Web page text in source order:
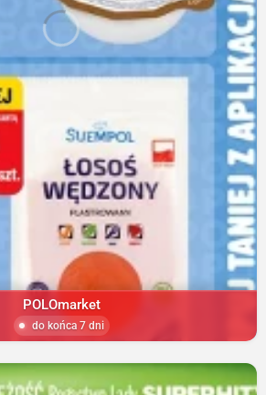
POLOmarket
do końca 7 dni